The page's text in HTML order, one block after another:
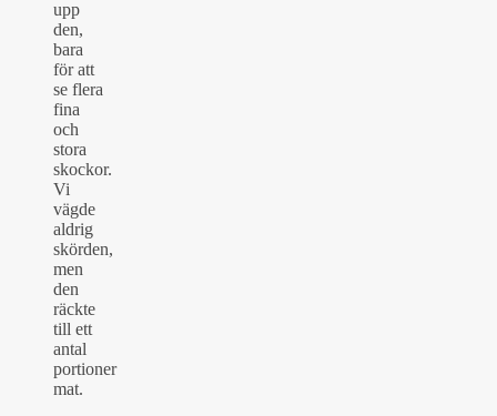
upp
den,
bara
för att
se flera
fina
och
stora
skockor.
Vi
vägde
aldrig
skörden,
men
den
räckte
till ett
antal
portioner
mat.